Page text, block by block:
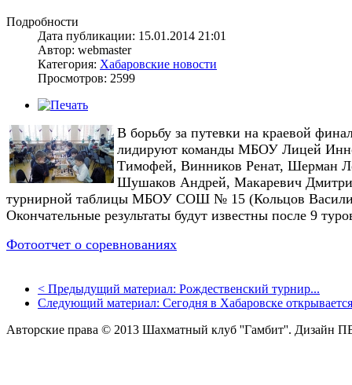
Подробности
Дата публикации: 15.01.2014 21:01
Автор: webmaster
Категория: Хабаровские новости
Просмотров: 2599
В борьбу за путевки на краевой
лидируют команды МБОУ Лицей
Тимофей, Винников Ренат, Шерман
Шушаков Андрей, Макаревич
турнирной таблицы МБОУ СОШ № 15 (Кольцов
Окончательные результаты будут известны после 9
Фотоотчет о соревнованиях
< Предыдущий материал: Рождественский турнир...
Следующий материал: Сегодня в Хабаровске
Авторские права © 2013 Шахматный клуб ''Гамбит''. Дизайн